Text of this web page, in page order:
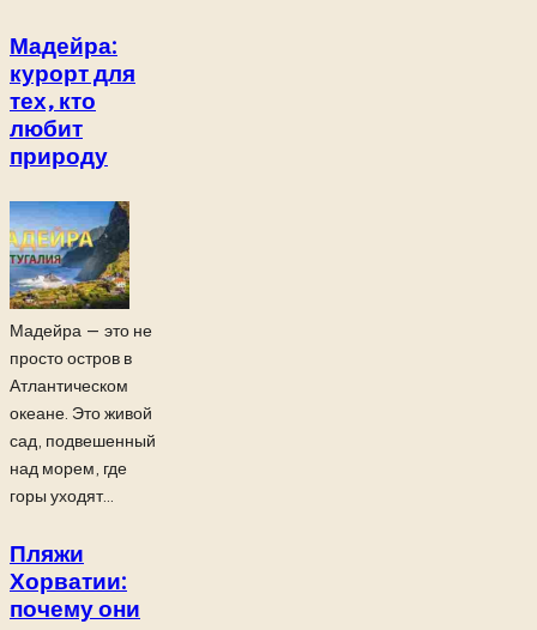
Мадейра:
курорт для
тех, кто
любит
природу
Мадейра — это не
просто остров в
Атлантическом
океане. Это живой
сад, подвешенный
над морем, где
горы уходят...
Пляжи
Хорватии:
почему они